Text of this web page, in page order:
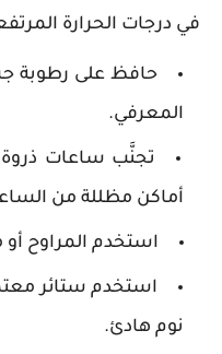
في درجات الحرارة
حافظ على رطوبة
المعرفي.
تجنَّب ساعات ذروة
أماكن مظللة من الساعة 11 صباحاً حتى 4
استخدم المراوح أو
استخدم ستائر
نوم هادئ.